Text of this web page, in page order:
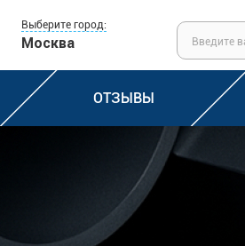
Выберите город:
Москва
ОТЗЫВЫ